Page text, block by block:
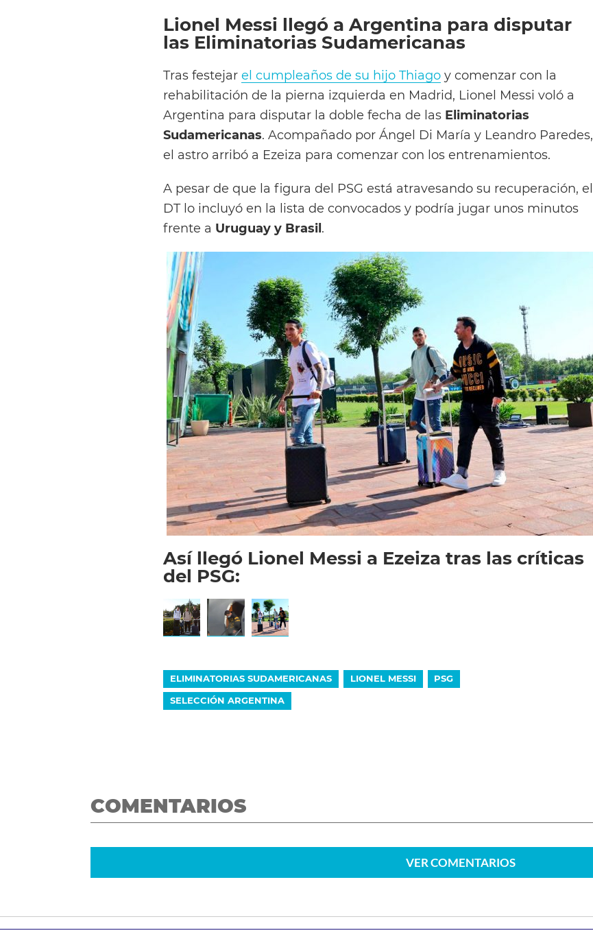
Lionel Messi llegó a Argentina para disputar
las Eliminatorias Sudamericanas
Tras festejar el cumpleaños de su hijo Thiago y comenzar con la
rehabilitación de la pierna izquierda en Madrid, Lionel Messi voló a
Argentina para disputar la doble fecha de las Eliminatorias
Sudamericanas. Acompañado por Ángel Di María y Leandro Paredes,
el astro arribó a Ezeiza para comenzar con los entrenamientos.
A pesar de que la figura del PSG está atravesando su recuperación, el
DT lo incluyó en la lista de convocados y podría jugar unos minutos
frente a Uruguay y Brasil.
Así llegó Lionel Messi a Ezeiza tras las críticas
del PSG:
ELIMINATORIAS SUDAMERICANAS LIONEL MESSI
PSG
SELECCIÓN ARGENTINA
COMENTARIOS
VERCOMENTARIOS